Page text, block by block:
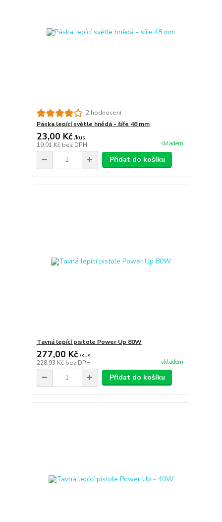
2 hodnocení
Páska lepící světle hnědá - šíře 48 mm
23,00 Kč /kus
19,01 Kč bez DPH skladem
Přidat do košíku
Tavná lepící pistole Power Up 80W
277,00 Kč /kus
228,93 Kč bez DPH skladem
Přidat do košíku